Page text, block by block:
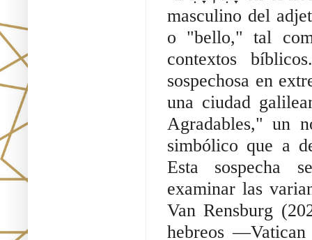
masculino del
o "bello," tal
contextos
sospechosa en
una ciudad
Agradables," un
simbólico que a
Esta sospecha
examinar las
Van Rensburg
hebreos —Vatican